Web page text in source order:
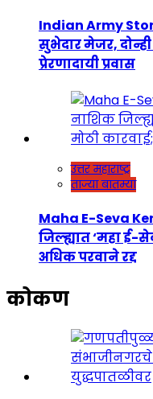
Indian Army
सुभेदार मेजर,
प्रेरणादायी प्रवास
उत्तर महाराष्ट्र
ताज्या बातम्या
Maha E-Seva
जिल्ह्यात ‘महा ई-
अधिक परवाने रद्द
कोकण